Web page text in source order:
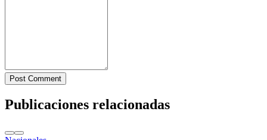
Post Comment
Publicaciones relacionadas